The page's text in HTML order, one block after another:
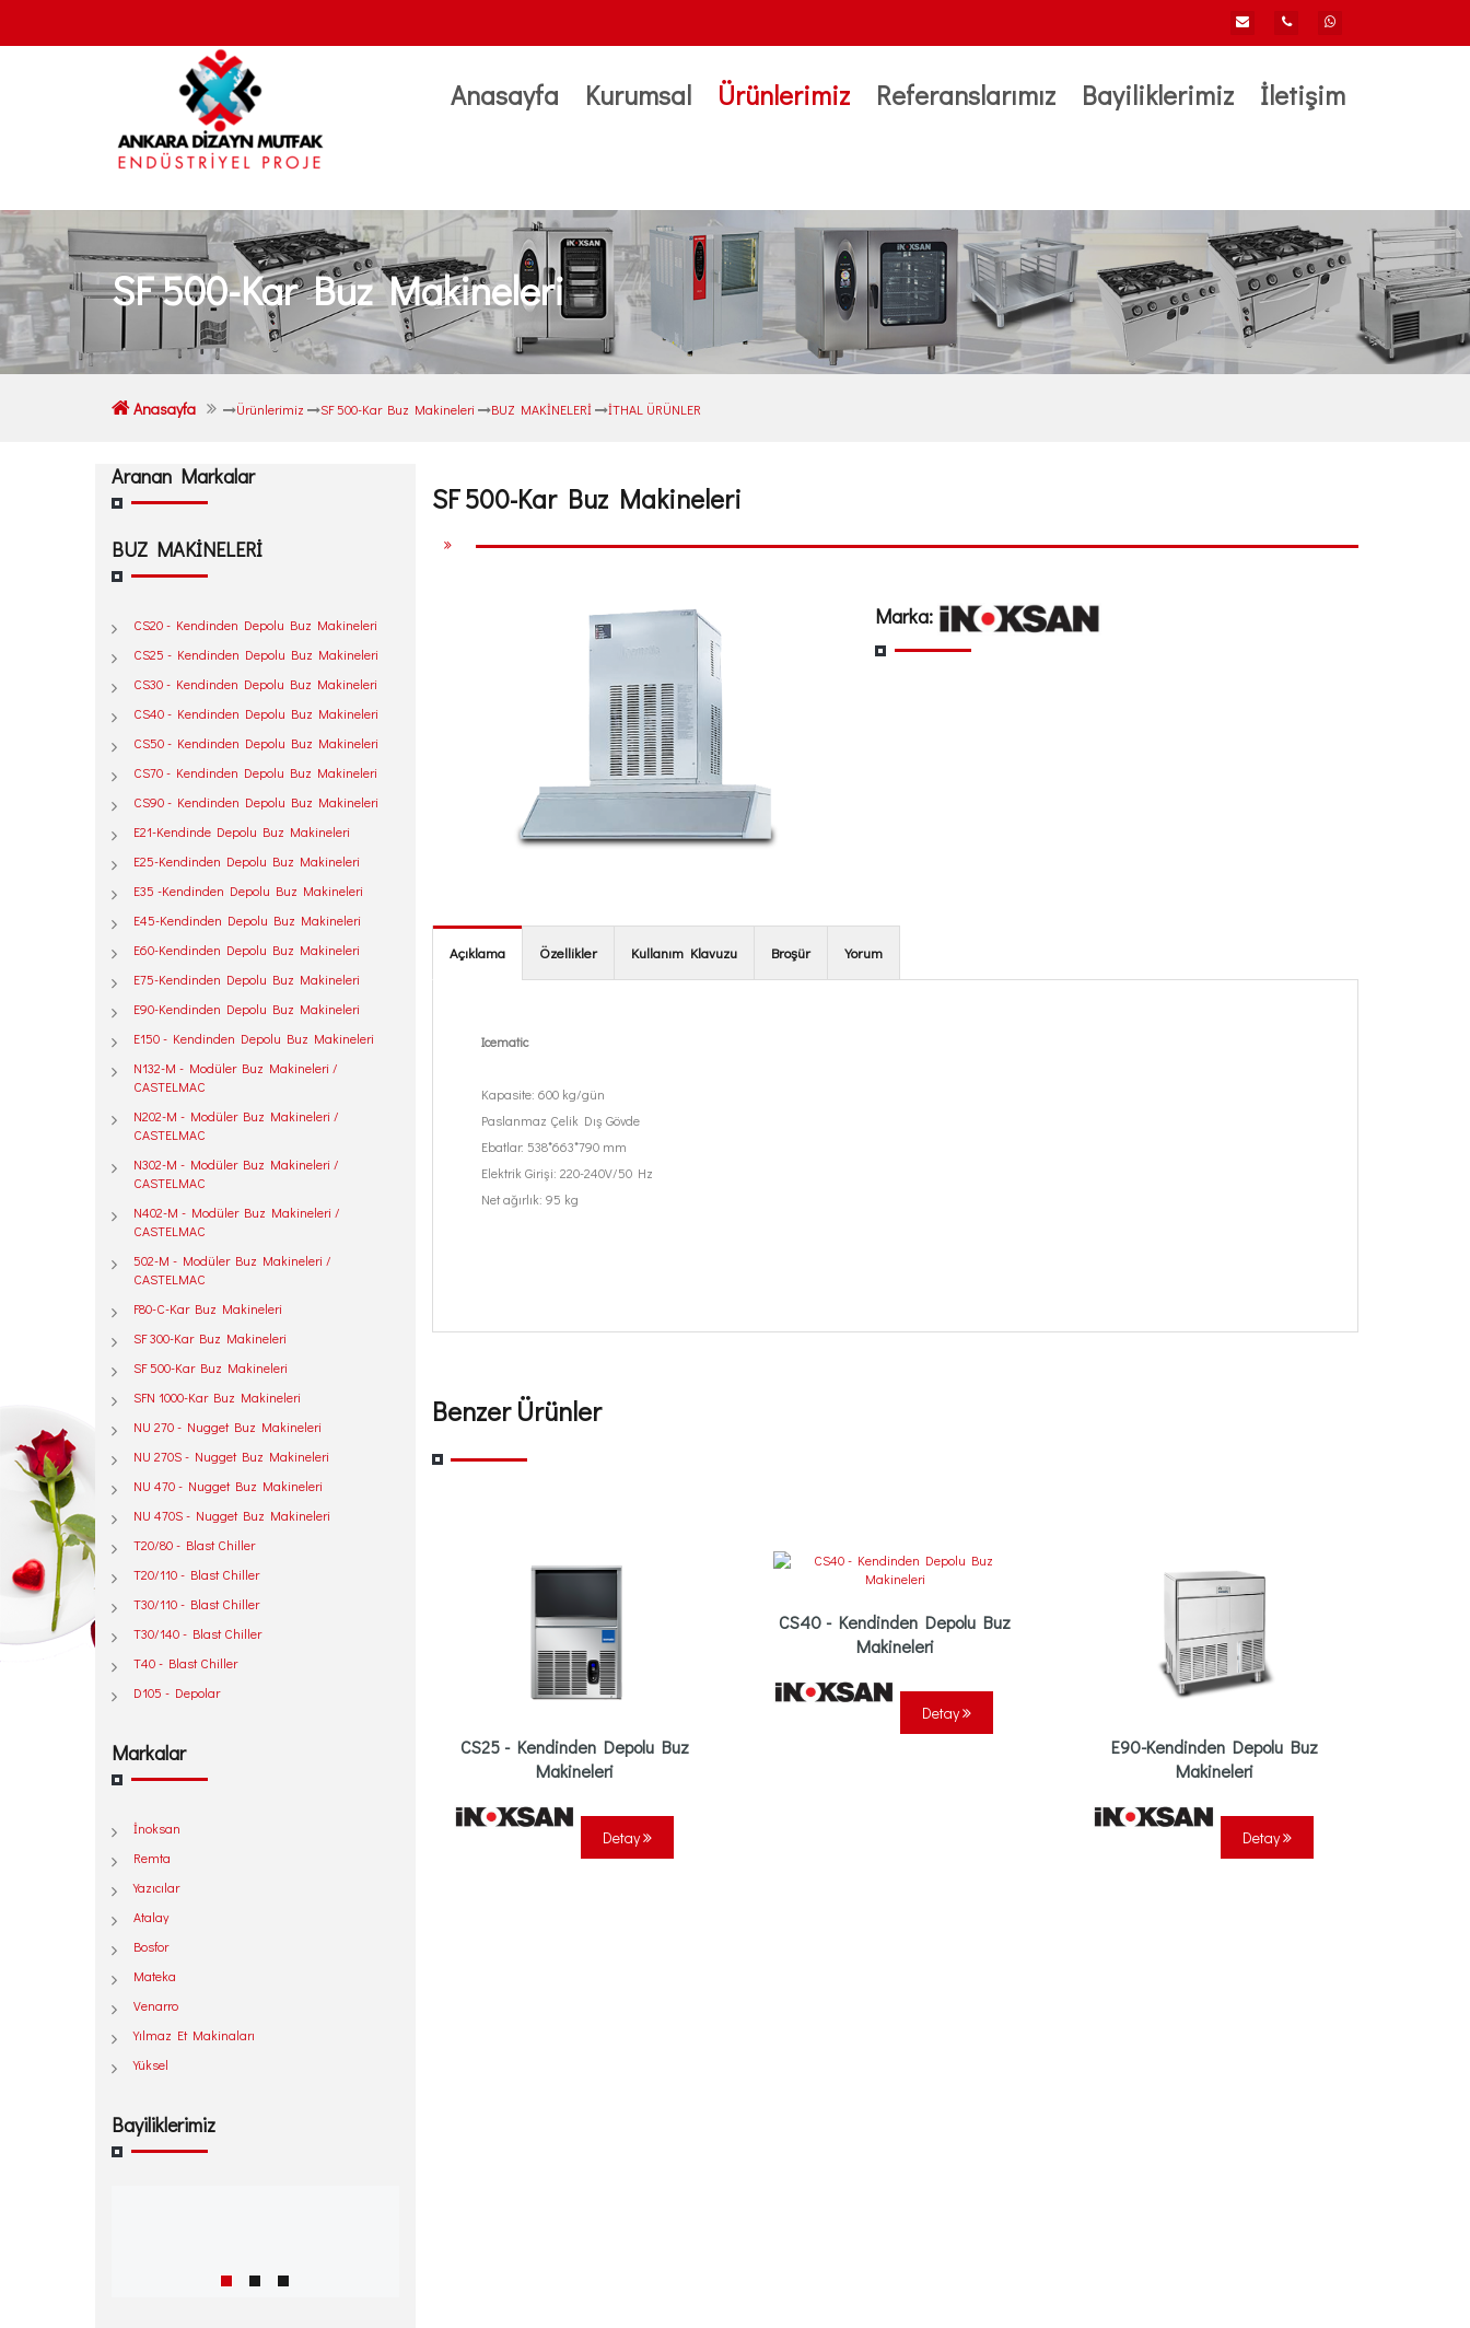
Anasayfa Kurumsal Ürünlerimiz Referanslarımız Bayiliklerimiz İletişim
SF 500-Kar Buz Makineleri
Anasayfa Ürünlerimiz SF 500-Kar Buz Makineleri BUZ MAKİNELERİ İTHAL ÜRÜNLER
Aranan Markalar
BUZ MAKİNELERİ
CS20 - Kendinden Depolu Buz Makineleri
CS25 - Kendinden Depolu Buz Makineleri
CS30 - Kendinden Depolu Buz Makineleri
CS40 - Kendinden Depolu Buz Makineleri
CS50 - Kendinden Depolu Buz Makineleri
CS70 - Kendinden Depolu Buz Makineleri
CS90 - Kendinden Depolu Buz Makineleri
E21-Kendinde Depolu Buz Makineleri
E25-Kendinden Depolu Buz Makineleri
E35 -Kendinden Depolu Buz Makineleri
E45-Kendinden Depolu Buz Makineleri
E60-Kendinden Depolu Buz Makineleri
E75-Kendinden Depolu Buz Makineleri
E90-Kendinden Depolu Buz Makineleri
E150 - Kendinden Depolu Buz Makineleri
N132-M - Modüler Buz Makineleri /
CASTELMAC
N202-M - Modüler Buz Makineleri /
CASTELMAC
N302-M - Modüler Buz Makineleri /
CASTELMAC
N402-M - Modüler Buz Makineleri /
CASTELMAC
502-M - Modüler Buz Makineleri /
CASTELMAC
F80-C-Kar Buz Makineleri
SF 300-Kar Buz Makineleri
SF 500-Kar Buz Makineleri
SFN 1000-Kar Buz Makineleri
NU 270 - Nugget Buz Makineleri
NU 270S - Nugget Buz Makineleri
NU 470 - Nugget Buz Makineleri
NU 470S - Nugget Buz Makineleri
T20/80 - Blast Chiller
T20/110 - Blast Chiller
T30/110 - Blast Chiller
T30/140 - Blast Chiller
T40 - Blast Chiller
D105 - Depolar
Markalar
İnoksan
Remta
Yazıcılar
Atalay
Bosfor
Mateka
Venarro
Yılmaz Et Makinaları
Yüksel
Bayiliklerimiz
SF 500-Kar Buz Makineleri
Marka:
Açıklama Özellikler Kullanım Klavuzu Broşür Yorum
Icematic
Kapasite: 600 kg/gün
Paslanmaz Çelik Dış Gövde
Ebatlar: 538*663*790 mm
Elektrik Girişi: 220-240V/50 Hz
Net ağırlık: 95 kg
Benzer Ürünler
CS25 - Kendinden Depolu Buz
Makineleri
Detay
CS40 - Kendinden Depolu Buz
Makineleri
Detay
E90-Kendinden Depolu Buz
Makineleri
Detay